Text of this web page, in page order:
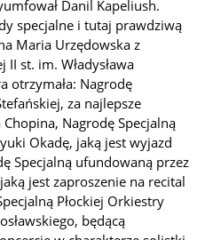
Danil Kapeliush.
specjalne i tutaj prawdziwą
Maria Urzędowska z
II st. im. Władysława
otrzymała: Nagrodę
za najlepsze
Nagrodę Specjalną
Okadę, jaką jest wyjazd
Specjalną ufundowaną przez
jest zaproszenie na recital
Płockiej Orkiestry
będącą